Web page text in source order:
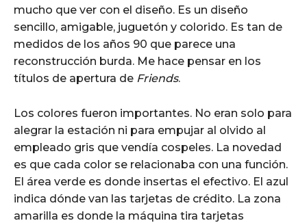
mucho que ver con el diseño. Es un diseño
sencillo, amigable, juguetón y colorido. Es tan de
medidos de los años 90 que parece una
reconstrucción burda. Me hace pensar en los
títulos de apertura de Friends.
Los colores fueron importantes. No eran solo para
alegrar la estación ni para empujar al olvido al
empleado gris que vendía cospeles. La novedad
es que cada color se relacionaba con una función.
El área verde es donde insertas el efectivo. El azul
indica dónde van las tarjetas de crédito. La zona
amarilla es donde la máquina tira tarjetas